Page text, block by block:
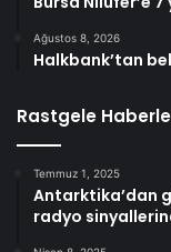
Ağustos 8, 2026
Halkbank’tan
Rastgele
Temmuz 1, 2025
Antarktika’dan
radyo